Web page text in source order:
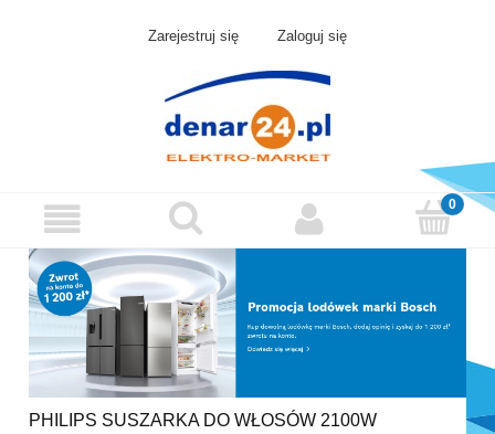
Zarejestruj się Zaloguj się
PHILIPS SUSZARKA DO WŁOSÓW 2100W